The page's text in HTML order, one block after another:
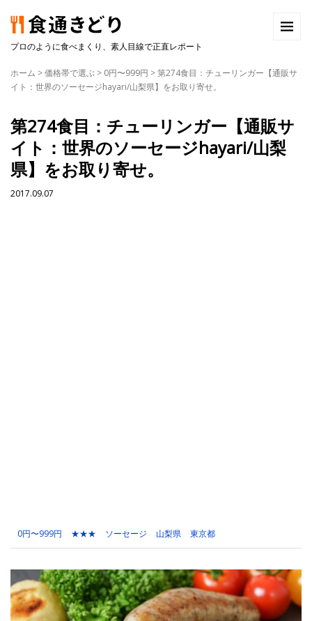
プロのように食べまくり、素人目線で正直レポート
ホーム >価格帯で選ぶ > 0円〜999円 >第274食目：チューリンガー【通販サ
イト：世界のソーセージhayari/山梨県】をお取り寄せ。
第274食目：チューリンガー【通販サ
イト：世界のソーセージhayari/山梨
県】をお取り寄せ。
2017.09.07
0円〜999円 ★★★ ソーセージ 山梨県 東京都